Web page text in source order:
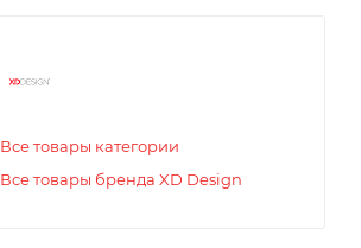
Все товары категории
Все товары бренда XD Design